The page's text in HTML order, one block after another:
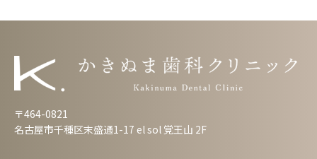
〒464-0821
名古屋市千種区末盛通1-17 el sol 覚王山 2F